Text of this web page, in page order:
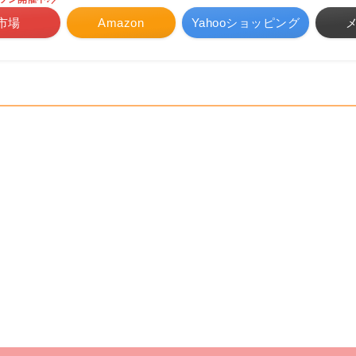
Amazon
場 Yahooショッピング